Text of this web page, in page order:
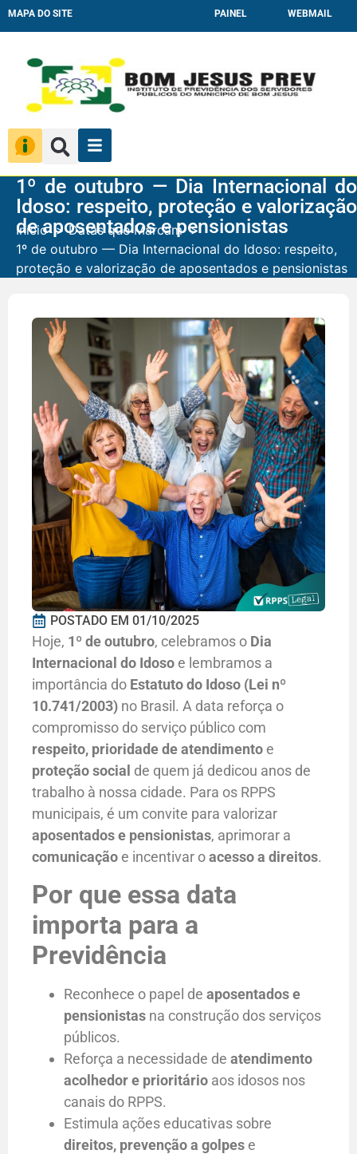
MAPA DO SITE PAINEL WEBMAIL
1º de outubro — Dia Internacional do
Idoso: respeito, proteção e valorização
de aposentados e pensionistas
Início
Datas que Marcam
1º de outubro — Dia Internacional do Idoso: respeito,
proteção e valorização de aposentados e pensionistas
POSTADO EM 01/10/2025
Hoje, 1º de outubro, celebramos o Dia
Internacional do Idoso e lembramos a
importância do Estatuto do Idoso (Lei nº
10.741/2003) no Brasil. A data reforça o
compromisso do serviço público com
respeito, prioridade de atendimento e
proteção social de quem já dedicou anos de
trabalho à nossa cidade. Para os RPPS
municipais, é um convite para valorizar
aposentados e pensionistas, aprimorar a
comunicação e incentivar oacesso a direitos.
Por que essa data
importa para a
Previdência
Reconhece o papel de aposentados e
pensionistas na construção dos serviços
públicos.
Reforça a necessidade de atendimento
acolhedor e prioritário aos idosos nos
canais do RPPS.
Estimula ações educativas sobre
direitos, prevenção a golpes e